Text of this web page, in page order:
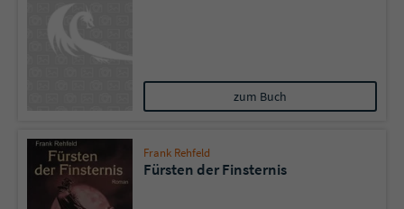
zum Buch
Frank Rehfeld
Fürsten der Finsternis